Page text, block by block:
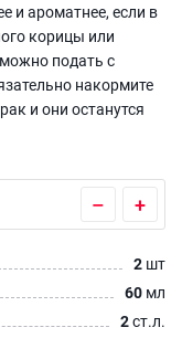
и ароматнее, если в
корицы или
подать с
накормите
и они останутся
– +
2 шт
60 мл
2ст.л.